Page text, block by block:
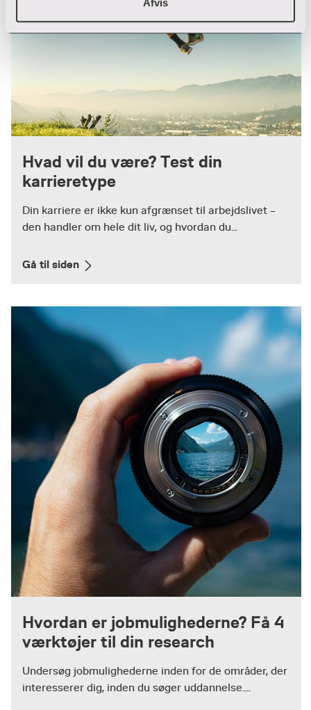
Afvis
Hvad vil du være? Test din
karrieretype
Din karriere er ikke kun afgrænset til arbejdslivet –
den handler om hele dit liv, og hvordan du...
Gå til siden
Hvordan er jobmulighederne? Få 4
værktøjer til din research
Undersøg jobmulighederne inden for de områder, der
interesserer dig, inden du søger uddannelse....